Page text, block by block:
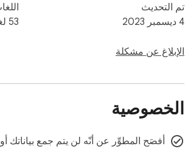
تم التحديث
4 ديسمبر 2023
الإبلاغ عن مشكلة
‫53 لغة
الخصوصية
أفصَح المطوِّر عن أنّه لن يتم جمع بياناتك